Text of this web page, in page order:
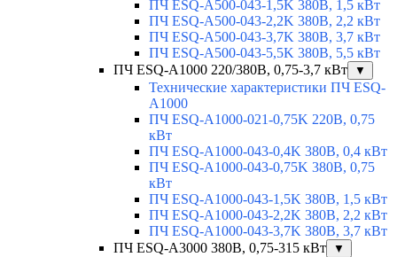
ПЧ ESQ-A500-043-1,5K 380В, 1,5 кВт
ПЧ ESQ-A500-043-2,2K 380В, 2,2 кВт
ПЧ ESQ-A500-043-3,7K 380В, 3,7 кВт
ПЧ ESQ-A500-043-5,5K 380В, 5,5 кВт
ПЧ ESQ-A1000 220/380В, 0,75-3,7 кВт
▼
Технические характеристики ПЧ ESQ-
A1000
ПЧ ESQ-A1000-021-0,75K 220В, 0,75
кВт
ПЧ ESQ-A1000-043-0,4K 380В, 0,4 кВт
ПЧ ESQ-A1000-043-0,75K 380В, 0,75
кВт
ПЧ ESQ-A1000-043-1,5K 380В, 1,5 кВт
ПЧ ESQ-A1000-043-2,2K 380В, 2,2 кВт
ПЧ ESQ-A1000-043-3,7K 380В, 3,7 кВт
ПЧ ESQ-A3000 380В, 0,75-315 кВт
▼